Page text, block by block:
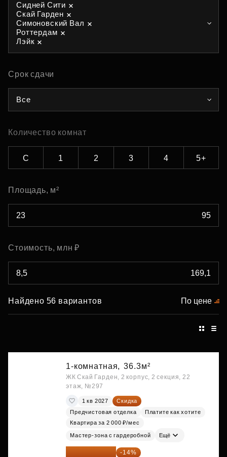
Сидней Сити
Скай Гарден
Симоновский Вал
Роттердам
Лэйк
Срок сдачи
Все
Количество комнат
С 1 2 3 4 5+
Площадь, м²
Стоимость, млн ₽
Найдено 56 вариантов По цене
1-комнатная, 36.3м²
ЖК Скай Гарден, 2 корпус, 2 секция, 22
этаж, №297
1 кв 2027
Скидка
Предчистовая отделка
Платите как хотите
Квартира за 2 000 ₽/мес
Мастер-зона с гардеробной Ещё
18 559 101 ₽ -14%